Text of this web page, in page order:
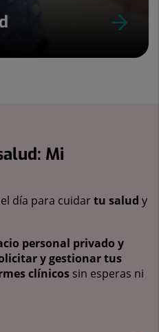
Mi
día para cuidartu salud y
personal privado y
y gestionar tus
clínicos sin esperas ni